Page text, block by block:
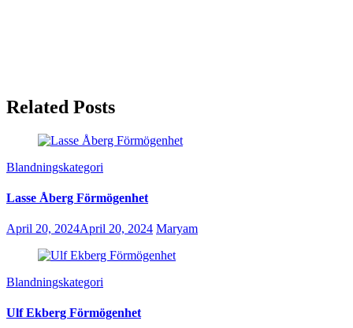
Related Posts
Blandningskategori
Lasse Åberg Förmögenhet
April 20, 2024April 20, 2024 Maryam
Blandningskategori
Ulf Ekberg Förmögenhet